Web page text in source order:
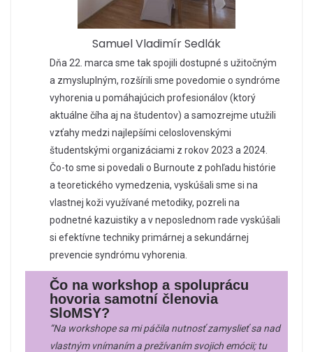
Samuel Vladimír Sedlák
Dňa 22. marca sme tak spojili dostupné s užitočným
a zmysluplným, rozšírili sme povedomie o syndróme
vyhorenia u pomáhajúcich profesionálov (ktorý
aktuálne číha aj na študentov) a samozrejme utužili
vzťahy medzi najlepšími celoslovenskými
študentskými organizáciami z rokov 2023 a 2024.
Čo-to sme si povedali o Burnoute z pohľadu histórie
a teoretického vymedzenia, vyskúšali sme si na
vlastnej koži využívané metodiky, pozreli na
podnetné kazuistiky a v neposlednom rade vyskúšali
si efektívne techniky primárnej a sekundárnej
prevencie syndrómu vyhorenia.
Čo na workshop a spoluprácu
hovoria samotní členovia
SloMSY?
“Na workshope sa mi páčila nutnosť zamyslieť sa nad
vlastným vnímaním a prežívaním svojich emócii; tu